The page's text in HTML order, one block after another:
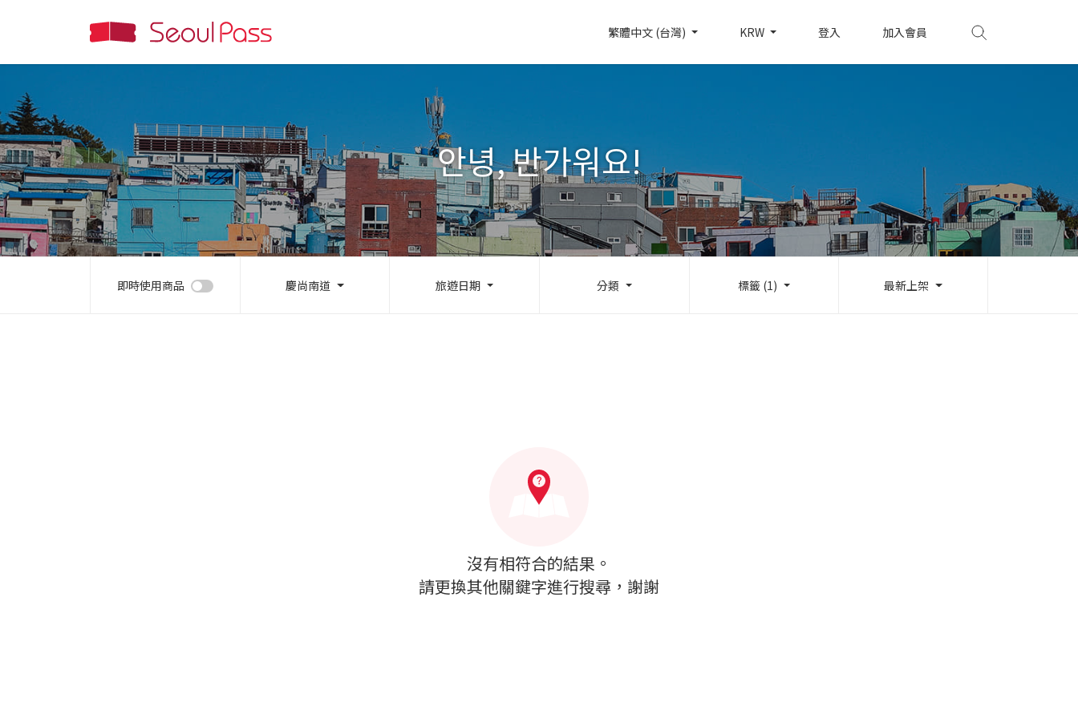
繁體中文 (台灣) KRW 登入 加入會員
안녕, 반가워요!
即時使用商品 慶尚南道 旅遊日期 分類 標籤 (1) 最新上架
沒有相符合的結果。
請更換其他關鍵字進行搜尋，謝謝